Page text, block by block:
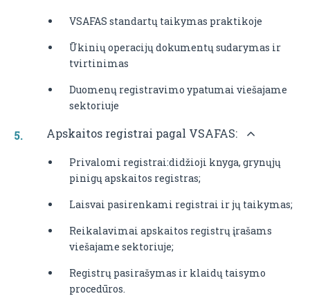
VSAFAS standartų taikymas praktikoje
Ūkinių operacijų dokumentų sudarymas ir
tvirtinimas
Duomenų registravimo ypatumai viešajame
sektoriuje
Apskaitos registrai pagal VSAFAS:
Privalomi registrai:didžioji knyga, grynųjų
pinigų apskaitos registras;
Laisvai pasirenkami registrai ir jų taikymas;
Reikalavimai apskaitos registrų įrašams
viešajame sektoriuje;
Registrų pasirašymas ir klaidų taisymo
procedūros.